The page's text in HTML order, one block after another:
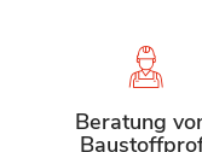
Beratung